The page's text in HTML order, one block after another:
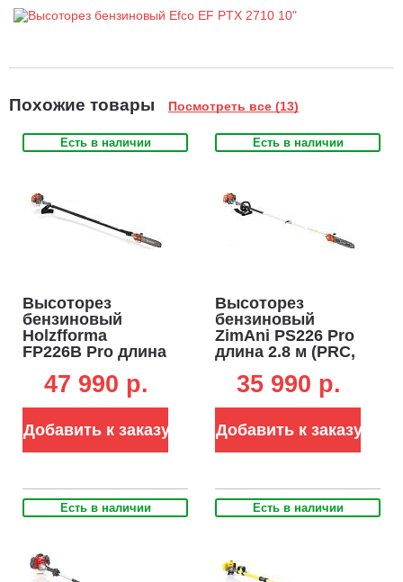
Похожие товары Посмотреть все (13)
Есть в наличии
Высоторез
бензиновый
Holzfforma
FP226B Pro длина
см3, Zenoah G26,
1.2 л.с., Walbro,
47 990 p.
Добавить к заказу
Есть в наличии
Высоторез
бензиновый
ZimAni PS226 Pro
длина 2.8 м (PRC,
G26, 0,85 кВт/1,2
л.с., Walbro, 12",
6,7 кг.)
35 990 p.
Добавить к заказу
Есть в наличии Есть в наличии